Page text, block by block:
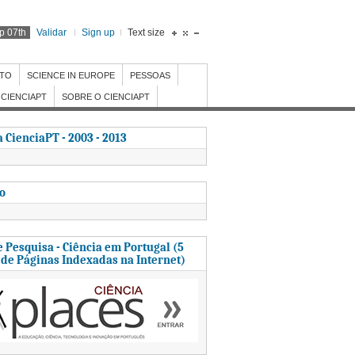
07th Validar Sign up Text size
SCIENCE IN EUROPE PESSOAS
SOBRE O CIENCIAPT
CienciaPT - 2003 - 2013
Pesquisa - Ciência em Portugal (5
Páginas Indexadas na Internet)